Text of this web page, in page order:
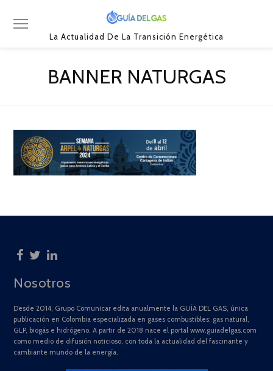
La Actualidad De La Transición Energética
BANNER NATURGAS
Nosotros
Desde 2014, Grupo Comunicar edita anualmente la GUÍA DEL GAS, única
publicación en Colombia especializada en gases combustibles: gas natural,
GLP, biogás e hidrógeno. A partir de 2018 nace el portal www.guiadelgas.com
como medio de difusión noticioso, con toda la actualidad del fascinante y
cambiante mundo de la energía.